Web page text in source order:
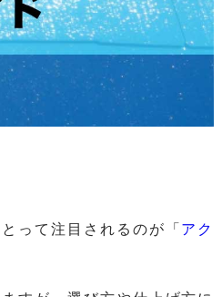
って注目されるのが「アク